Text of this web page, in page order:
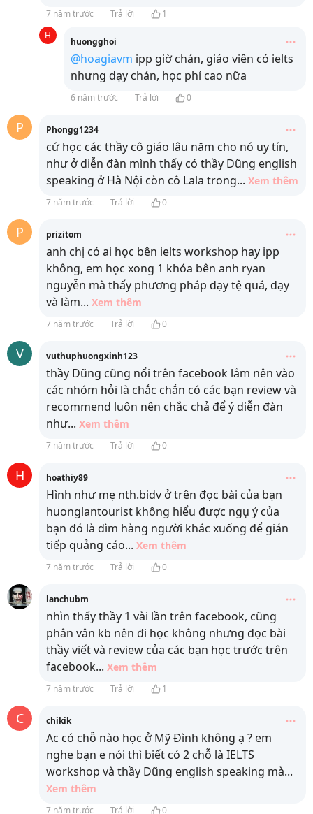
7 năm trước Trả lời
1
H
huongghoi
@hoagiavm ipp giờ chán, giáo viên có ielts
nhưng dạy chán, học phí cao nữa
6 năm trước Trả lời 0
P Phongg1234
cứ học các thầy cô giáo lâu năm cho nó uy tín,
như ở diễn đàn mình thấy có thầy Dũng english
speaking ở Hà Nội còn cô Lala trong... Xem thêm
7 năm trước Trả lời 0
P prizitom
anh chị có ai học bên ielts workshop hay ipp
không, em học xong 1 khóa bên anh ryan
nguyễn mà thấy phương pháp dạy tệ quá, dạy
và làm... Xem thêm
7 năm trước Trả lời 0
V vuthuphuongxinh123
thầy Dũng cũng nổi trên facebook lắm nên vào
các nhóm hỏi là chắc chắn có các bạn review và
recommend luôn nên chắc chả để ý diễn đàn
như... Xem thêm
7 năm trước Trả lời 0
H hoathiy89
Hình như mẹ nth.bidv ở trên đọc bài của bạn
huonglantourist không hiểu được ngụ ý của
bạn đó là dìm hàng người khác xuống để gián
tiếp quảng cáo... Xem thêm
7 năm trước Trả lời 0
lanchubm
nhìn thấy thầy 1 vài lần trên facebook, cũng
phân vân kb nên đi học không nhưng đọc bài
thầy viết và review của các bạn học trước trên
facebook... Xem thêm
7 năm trước Trả lời 1
C chikik
Ac có chỗ nào học ở Mỹ Đình không ạ ? em
nghe bạn e nói thì biết có 2 chỗ là IELTS
workshop và thầy Dũng english speaking mà...
Xem thêm
7 năm trước Trả lời 0